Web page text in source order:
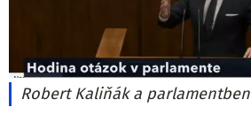
Robert Kaliňák a parlamentben